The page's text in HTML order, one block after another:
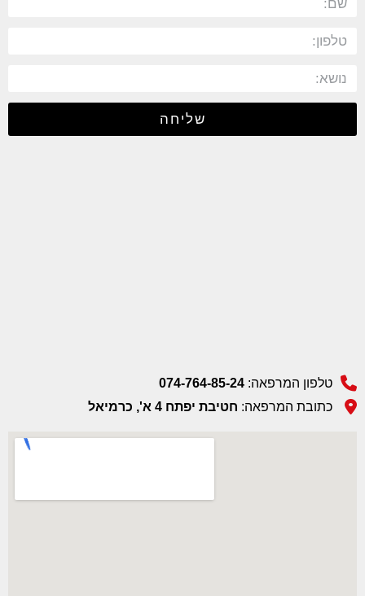
שליחה
טלפון המרפאה: 074-764-85-24
כתובת המרפאה: חטיבת יפתח 4 א', כרמיאל